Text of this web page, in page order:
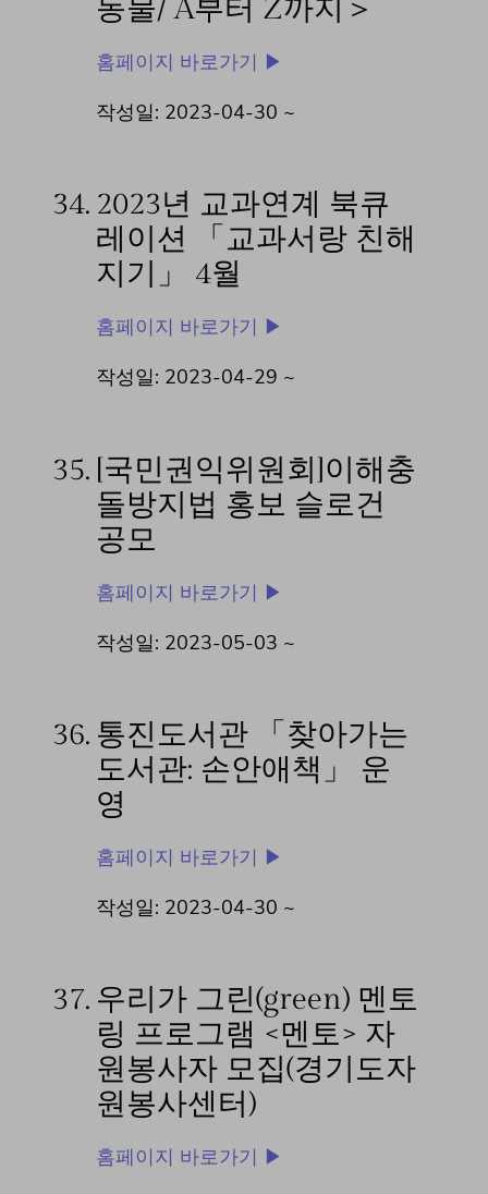
동물/ A부터 Z까지＞
홈페이지 바로가기 ▶
작성일: 2023-04-30 ~
34. 2023년 교과연계 북큐
레이션 「교과서랑 친해
지기」 4월
홈페이지 바로가기 ▶
작성일: 2023-04-29 ~
35. [국민권익위원회]이해충
돌방지법 홍보 슬로건
공모
홈페이지 바로가기 ▶
작성일: 2023-05-03 ~
36. 통진도서관 「찾아가는
도서관: 손안애책」 운
영
홈페이지 바로가기 ▶
작성일: 2023-04-30 ~
37. 우리가 그린(green) 멘토
링 프로그램 <멘토> 자
원봉사자 모집(경기도자
원봉사센터)
홈페이지 바로가기 ▶